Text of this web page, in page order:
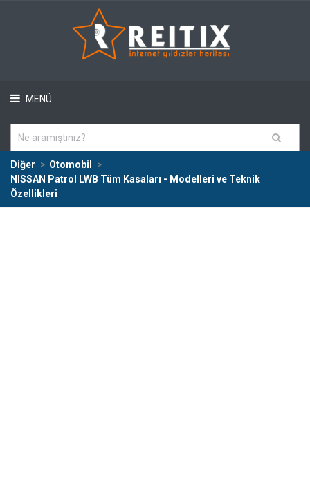
MENÜ
Diğer
Otomobil
NISSAN Patrol LWB Tüm Kasaları - Modelleri ve Teknik
Özellikleri